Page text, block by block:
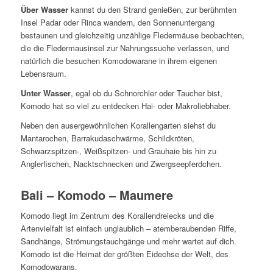
Über Wasserkannst du den Strand genießen, zur berühmten
Insel Padar oder Rinca wandern, den Sonnenuntergang
bestaunen und gleichzeitig unzählige Fledermäuse beobachten,
die die Fledermausinsel zur Nahrungssuche verlassen, und
natürlich die besuchen Komodowarane in ihrem eigenen
Lebensraum.
Unter Wasser, egal ob du Schnorchler oder Taucher bist,
Komodo hat so viel zu entdecken Hai- oder Makroliebhaber.
Neben den ausergewöhnlichen Korallengarten siehst du
Mantarochen, Barrakudaschwärme, Schildkröten,
Schwarzspitzen-, Weißspitzen- und Grauhaie bis hin zu
Anglerfischen, Nacktschnecken und Zwergseepferdchen.
Bali – Komodo – Maumere
Komodo liegt im Zentrum des Korallendreiecks und die
Artenvielfalt ist einfach unglaublich – atemberaubenden Riffe,
Sandhänge, Strömungstauchgänge und mehr wartet auf dich.
Komodo ist die Heimat der größten Eidechse der Welt, des
Komodowarans.